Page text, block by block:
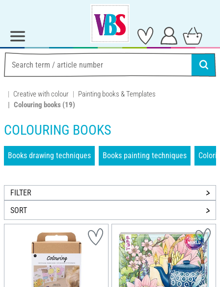
Creative with colour
Painting books & Templates
Colouring books (19)
COLOURING BOOKS
Books drawing techniques Books painting techniques
FILTER
SORT